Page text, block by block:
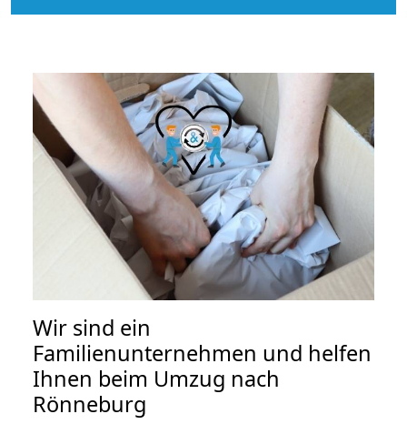
Wir sind ein
Familienunternehmen und helfen
Ihnen beim Umzug nach
Rönneburg